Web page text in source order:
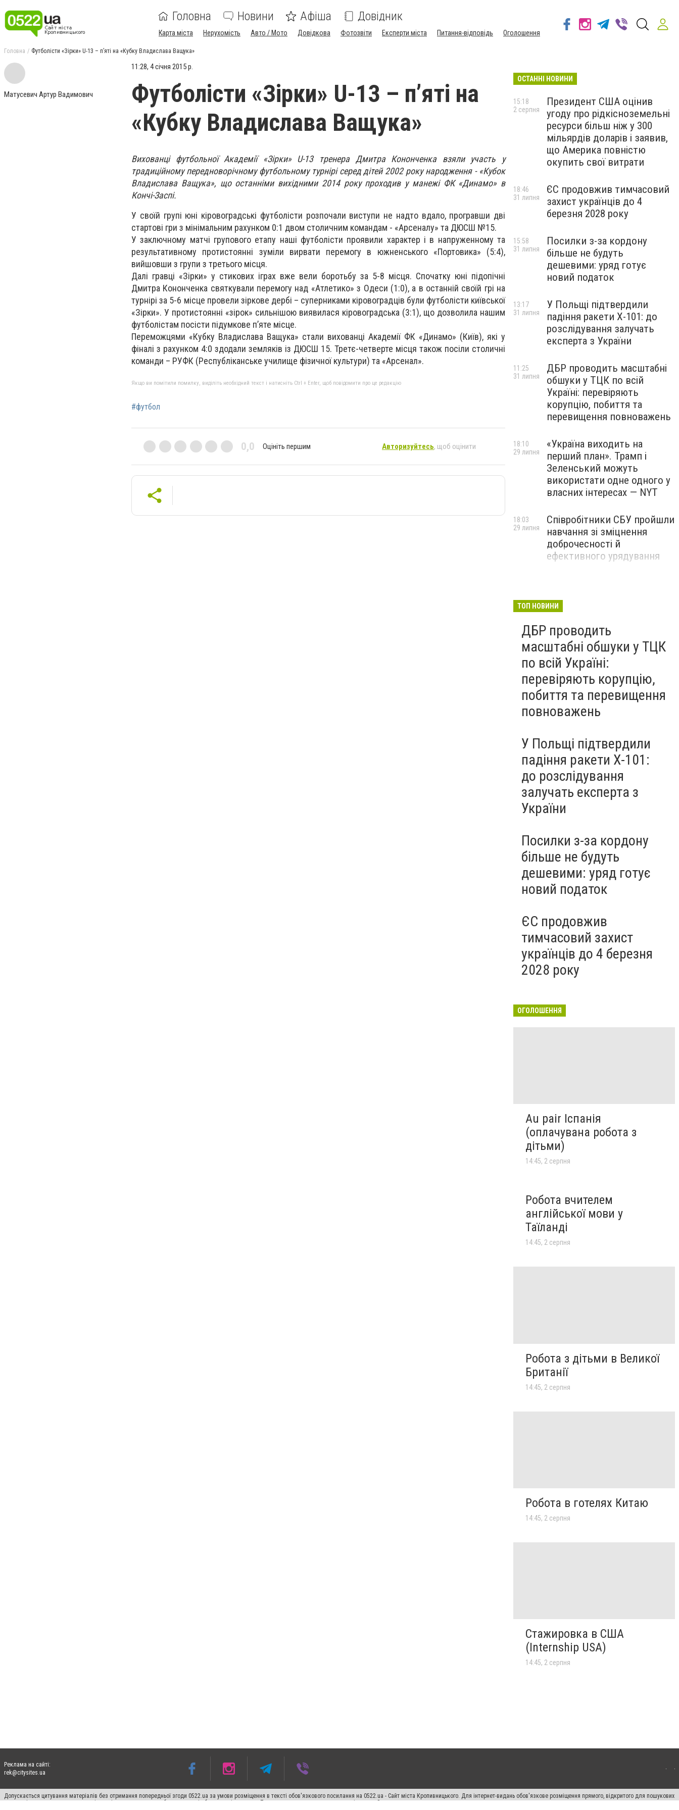
Головна Новини Афіша Довідник
Карта міста Нерухомість Авто / Мото Довідкова Фотозвіти Експерти міста Питання-відповідь Оголошення
Головна Футболісти «Зірки» U-13 – п’яті на «Кубку Владислава Ващука»
Матусевич Артур Вадимович
11:28, 4 січня 2015 р.
Футболісти «Зірки» U-13 – п’яті на
«Кубку Владислава Ващука»
Вихованці футбольної Академії «Зірки» U-13 тренера Дмитра Кононченка взяли участь у
традиційному передноворічному футбольному турнірі серед дітей 2002 року народження - «Кубок
Владислава Ващука», що останніми вихідними 2014 року проходив у манежі ФК «Динамо» в
Кончі-Заспі.
У своїй групі юні кіровоградські футболісти розпочали виступи не надто вдало, програвши дві
стартові гри з мінімальним рахунком 0:1 двом столичним командам - «Арсеналу» та ДЮСШ №15.
У заключному матчі групового етапу наші футболісти проявили характер і в напруженному та
результативному протистоянні зуміли вирвати перемогу в южненського «Портовика» (5:4),
вийшовши з групи з третього місця.
Далі гравці «Зірки» у стикових іграх вже вели боротьбу за 5-8 місця. Спочатку юні підопічні
Дмитра Кононченка святкували перемогу над «Атлетико» з Одеси (1:0), а в останній своїй грі на
турнірі за 5-6 місце провели зіркове дербі – суперниками кіровоградців були футболісти київської
«Зірки». У протистоянні «зірок» сильнішою виявилася кіровоградська (3:1), що дозволила нашим
футболістам посісти підумкове п’яте місце.
Переможцями «Кубку Владислава Ващука» стали вихованці Академії ФК «Динамо» (Київ), які у
фіналі з рахунком 4:0 здодали земляків із ДЮСШ 15. Третє-четверте місця також посіли столичні
команди – РУФК (Республіканське училище фізичної культури) та «Арсенал».
Якщо ви помітили помилку, виділіть необхідний текст і натисніть Ctrl + Enter, щоб повідомити про це редакцію
#футбол
0,0 Оцініть першим Авторизуйтесь, щоб оцінити
ОСТАННІ НОВИНИ
Президент США оцінив
угоду про рідкісноземельні
ресурси більш ніж у 300
мільярдів доларів і заявив,
що Америка повністю
окупить свої витрати
15:18
2 серпня
ЄС продовжив тимчасовий
захист українців до 4
березня 2028 року
18:46
31 липня
Посилки з-за кордону
більше не будуть
дешевими: уряд готує
новий податок
15:58
31 липня
У Польщі підтвердили
падіння ракети Х-101: до
розслідування залучать
експерта з України
13:17
31 липня
ДБР проводить масштабні
обшуки у ТЦК по всій
Україні: перевіряють
корупцію, побиття та
перевищення повноважень
11:25
31 липня
«Україна виходить на
перший план». Трамп і
Зеленський можуть
використати одне одного у
власних інтересах — NYT
18:10
29 липня
Співробітники СБУ пройшли
навчання зі зміцнення
доброчесності й
ефективного урядування
18:03
29 липня
війська: у CENTCOM
всіх ракет
ТОП НОВИНИ
ДБР проводить
масштабні обшуки у ТЦК
по всій Україні:
перевіряють корупцію,
побиття та перевищення
повноважень
У Польщі підтвердили
падіння ракети Х-101:
до розслідування
залучать експерта з
України
Посилки з-за кордону
більше не будуть
дешевими: уряд готує
новий податок
ЄС продовжив
тимчасовий захист
українців до 4 березня
2028 року
ОГОЛОШЕННЯ
Au pair Іспанія
(оплачувана робота з
дітьми)
14:45, 2 серпня
Робота вчителем
англійської мови у
Таїланді
14:45, 2 серпня
Робота з дітьми в Великої
Британії
14:45, 2 серпня
Робота в готелях Китаю
14:45, 2 серпня
Стажировка в США
(Internship USA)
14:45, 2 серпня
Реклама на сайті:
rek@citysites.ua
Допускається цитування матеріалів без отримання попередньої згоди 0522.ua за умови розміщення в тексті обов'язкового посилання на 0522.ua - Сайт міста Кропивницького. Для інтернет-видань обов'язкове розміщення прямого, відкритого для пошукових
систем гіперпосилання на цитовані статті не нижче другого абзацу в тексті або в якості джерела. Порушення виняткових прав переслідується Законом.